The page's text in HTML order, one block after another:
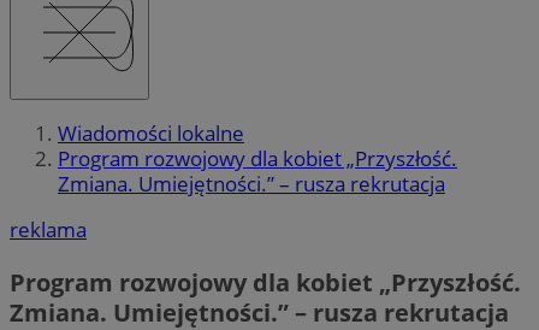
Wiadomości lokalne
Program rozwojowy dla kobiet „Przyszłość.
Zmiana. Umiejętności.” – rusza rekrutacja
reklama
Program rozwojowy dla kobiet „Przyszłość.
Zmiana. Umiejętności.” – rusza rekrutacja